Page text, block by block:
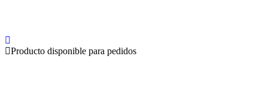
Producto disponible para pedidos